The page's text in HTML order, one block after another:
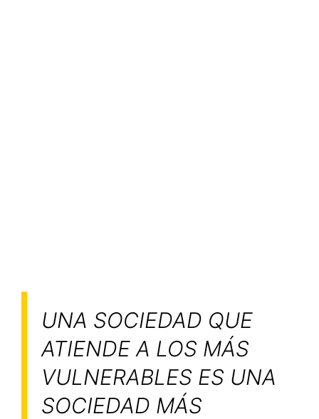
UNA SOCIEDAD QUE
ATIENDE A LOS MÁS
VULNERABLES ES UNA
SOCIEDAD MÁS